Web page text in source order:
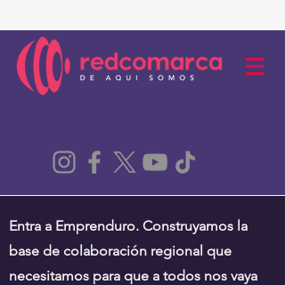
Entra a Emprenduro. Construyamos la
base de colaboración regional que
necesitamos para que a todos nos vaya